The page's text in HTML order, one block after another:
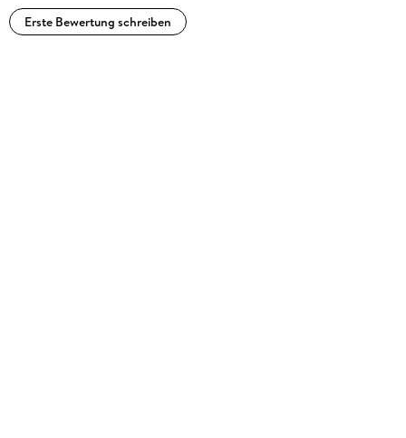
Erste Bewertung schreiben